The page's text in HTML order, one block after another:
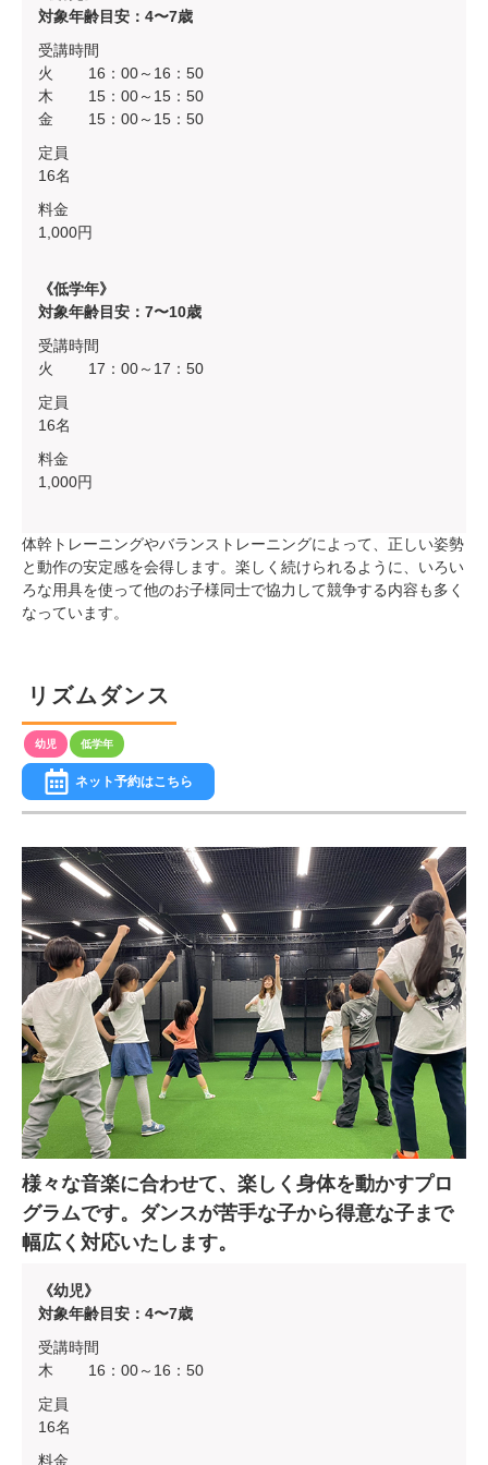
対象年齢目安：4〜7歳
受講時間
火 16：00～16：50
木 15：00～15：50
金 15：00～15：50
定員
16名
料金
1,000円
《低学年》
対象年齢目安：7〜10歳
受講時間
火 17：00～17：50
定員
16名
料金
1,000円
体幹トレーニングやバランストレーニングによって、正しい姿勢
と動作の安定感を会得します。楽しく続けられるように、いろい
ろな用具を使って他のお子様同士で協力して競争する内容も多く
なっています。
リズムダンス
ネット予約はこちら
様々な音楽に合わせて、楽しく身体を動かすプロ
グラムです。ダンスが苦手な子から得意な子まで
幅広く対応いたします。
《幼児》
対象年齢目安：4〜7歳
受講時間
木 16：00～16：50
定員
16名
料金